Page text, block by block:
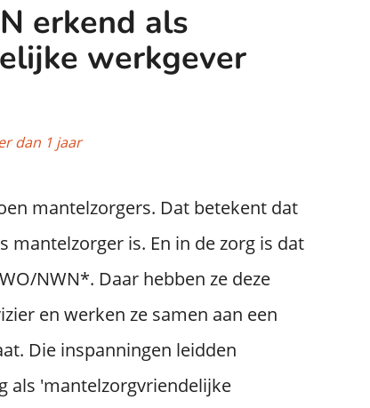
erkend als
werkgever
dan 1 jaar
mantelzorgers. Dat betekent dat
mantelzorger is. En in de zorg is dat
NWN*. Daar hebben ze deze
en werken ze samen aan een
Die inspanningen leidden
als 'mantelzorgvriendelijke